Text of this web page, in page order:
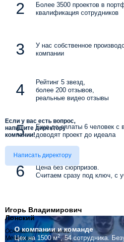
Более 3500 проектов в
квалификация сотрудников
У нас собственное
компании
Рейтинг 5 звезд,
более 200 отзывов,
реальные видео отзывы
Еще до оплаты 6 человек с
доводят проект до идеала
Цена без сюрпризов.
Считаем сразу под ключ, с
Если у вас есть вопрос,
напишите директору
компании!
Написать директору
Игорь Владимирович
Лонский
Основатель компании
Мебелино
О компаниии команде
Цех на 1500 м2, 54 сотрудника.